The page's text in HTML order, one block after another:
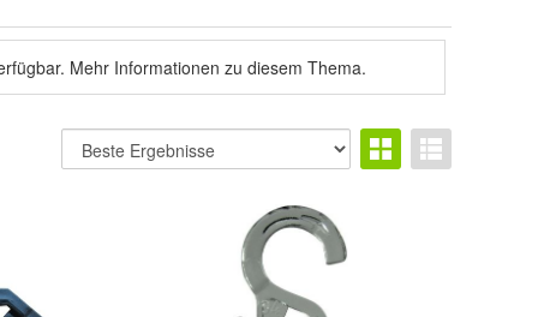
Mehr Informationen zu diesem Thema.